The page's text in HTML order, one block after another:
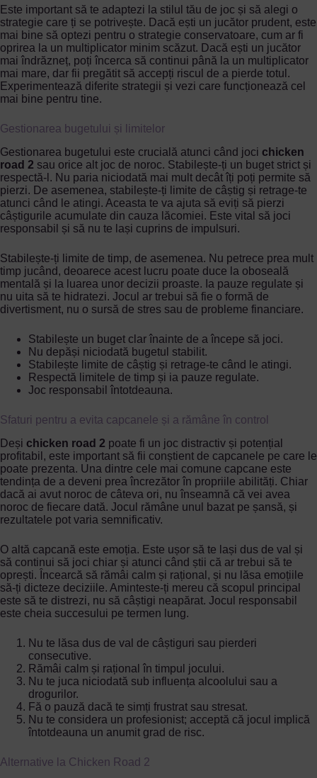
Este important să te adaptezi la stilul tău de joc și să alegi o
strategie care ți se potrivește. Dacă ești un jucător prudent, este
mai bine să optezi pentru o strategie conservatoare, cum ar fi
oprirea la un multiplicator minim scăzut. Dacă ești un jucător
mai îndrăzneț, poți încerca să continui până la un multiplicator
mai mare, dar fii pregătit să accepți riscul de a pierde totul.
Experimentează diferite strategii și vezi care funcționează cel
mai bine pentru tine.
Gestionarea bugetului și limitelor
Gestionarea bugetului este crucială atunci când joci chicken
road 2 sau orice alt joc de noroc. Stabilește-ți un buget strict și
respectă-l. Nu paria niciodată mai mult decât îți poți permite să
pierzi. De asemenea, stabilește-ți limite de câștig și retrage-te
atunci când le atingi. Aceasta te va ajuta să eviți să pierzi
câștigurile acumulate din cauza lăcomiei. Este vital să joci
responsabil și să nu te lași cuprins de impulsuri.
Stabilește-ți limite de timp, de asemenea. Nu petrece prea mult
timp jucând, deoarece acest lucru poate duce la oboseală
mentală și la luarea unor decizii proaste. Ia pauze regulate și
nu uita să te hidratezi. Jocul ar trebui să fie o formă de
divertisment, nu o sursă de stres sau de probleme financiare.
Stabilește un buget clar înainte de a începe să joci.
Nu depăși niciodată bugetul stabilit.
Stabilește limite de câștig și retrage-te când le atingi.
Respectă limitele de timp și ia pauze regulate.
Joc responsabil întotdeauna.
Sfaturi pentru a evita capcanele și a rămâne în control
Deși chicken road 2 poate fi un joc distractiv și potențial
profitabil, este important să fii conștient de capcanele pe care le
poate prezenta. Una dintre cele mai comune capcane este
tendința de a deveni prea încrezător în propriile abilități. Chiar
dacă ai avut noroc de câteva ori, nu înseamnă că vei avea
noroc de fiecare dată. Jocul rămâne unul bazat pe șansă, și
rezultatele pot varia semnificativ.
O altă capcană este emoția. Este ușor să te lași dus de val și
să continui să joci chiar și atunci când știi că ar trebui să te
oprești. Încearcă să rămâi calm și rațional, și nu lăsa emoțiile
să-ți dicteze deciziile. Aminteste-ți mereu că scopul principal
este să te distrezi, nu să câștigi neapărat. Jocul responsabil
este cheia succesului pe termen lung.
Nu te lăsa dus de val de câștiguri sau pierderi
consecutive.
Rămâi calm și rațional în timpul jocului.
Nu te juca niciodată sub influența alcoolului sau a
drogurilor.
Fă o pauză dacă te simți frustrat sau stresat.
Nu te considera un profesionist; acceptă că jocul implică
întotdeauna un anumit grad de risc.
Alternative la Chicken Road 2